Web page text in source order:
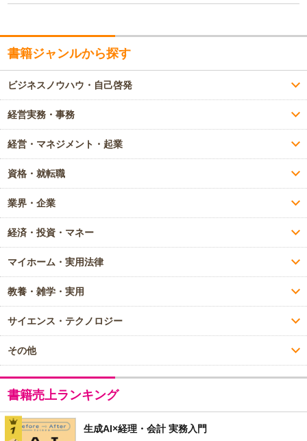
書籍ジャンルから探す
ビジネスノウハウ・自己啓発
経営実務・事務
経営・マネジメント・起業
資格・就転職
業界・企業
経済・投資・マネー
マイホーム・実用法律
教養・雑学・実用
サイエンス・テクノロジー
その他
書籍売上ランキング
生成AI×経理・会計 実務入門